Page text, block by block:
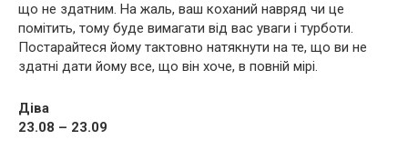
що не здатним. На жаль, ваш коханий навряд чи це
помітить, тому буде вимагати від вас уваги і турботи.
Постарайтеся йому тактовно натякнути на те, що ви не
здатні дати йому все, що він хоче, в повній мірі.
Діва
23.08 – 23.09